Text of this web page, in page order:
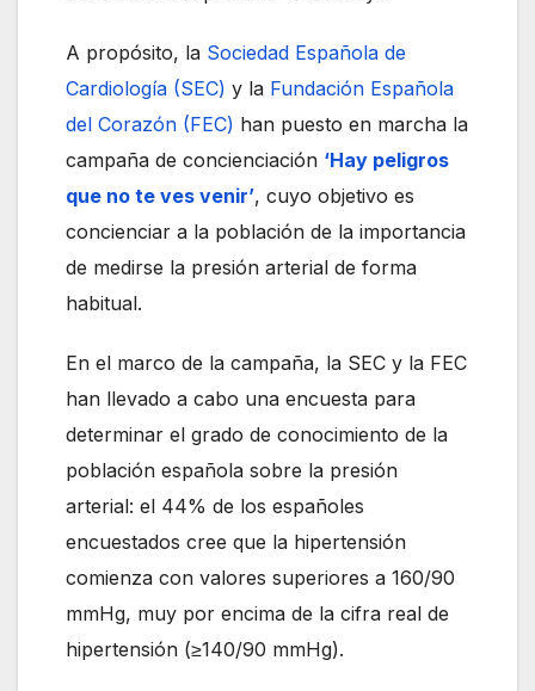
A propósito, la Sociedad Española de
Cardiología (SEC) y la Fundación Española
del Corazón (FEC) han puesto en marcha la
campaña de concienciación ‘Hay peligros
que no te ves venir’, cuyo objetivo es
concienciar a la población de la importancia
de medirse la presión arterial de forma
habitual.
En el marco de la campaña, la SEC y la FEC
han llevado a cabo una encuesta para
determinar el grado de conocimiento de la
población española sobre la presión
arterial: el 44% de los españoles
encuestados cree que la hipertensión
comienza con valores superiores a 160/90
mmHg, muy por encima de la cifra real de
hipertensión (≥140/90 mmHg).